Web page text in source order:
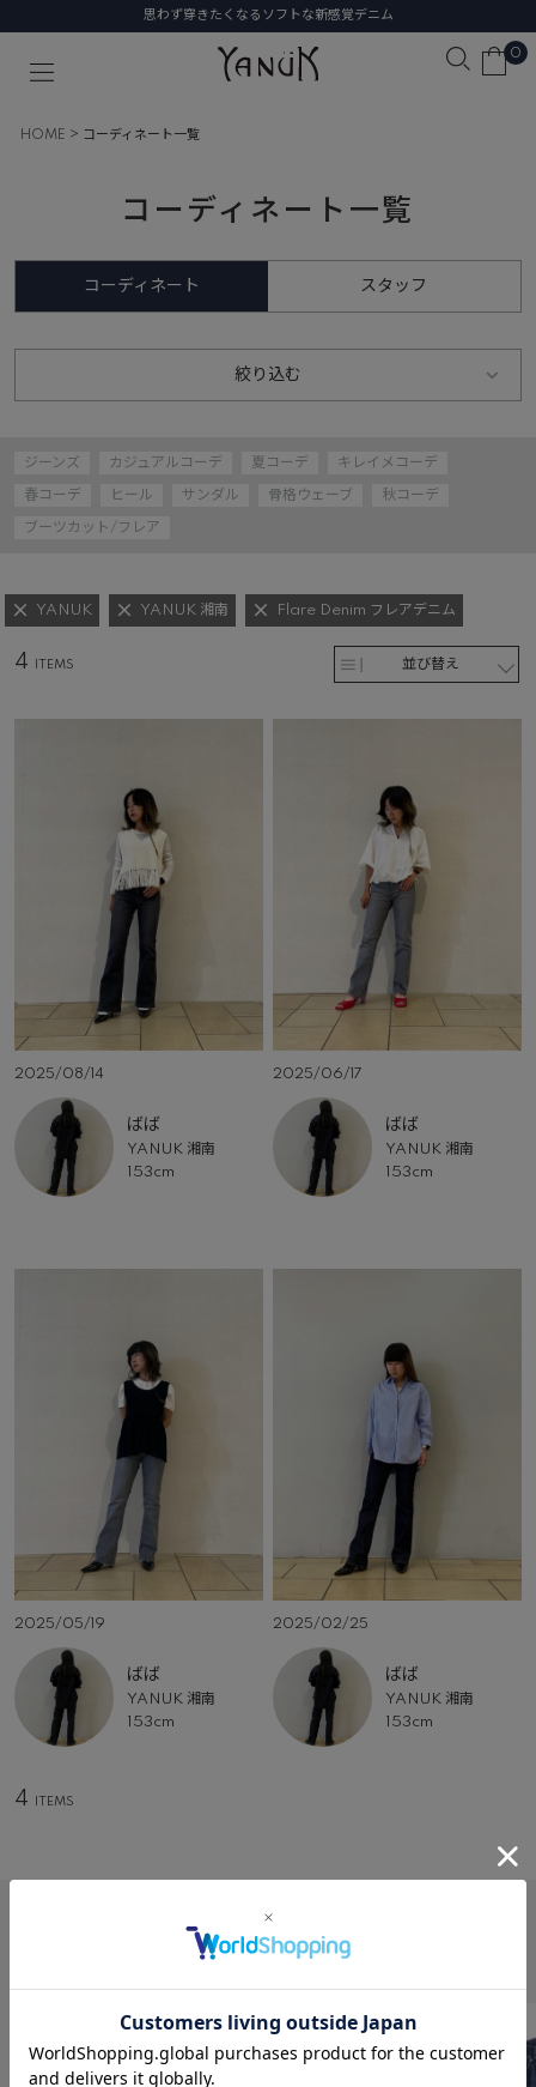
思わず穿きたくなるソフトな新感覚デニム
0
HOME コーディネート一覧
コーディネート一覧
コーディネート スタッフ
絞り込む
ジーンズ カジュアルコーデ 夏コーデ キレイメコーデ
春コーデ ヒール サンダル 骨格ウェーブ 秋コーデ
ブーツカット/フレア
YANUK YANUK 湘南 Flare Denim フレアデニム
並び替え
4
2025/08/14
ばば
YANUK 湘南
153cm
2025/06/17
ばば
YANUK 湘南
153cm
2025/05/19
ばば
YANUK 湘南
153cm
2025/02/25
ばば
YANUK 湘南
153cm
4
FEATURE